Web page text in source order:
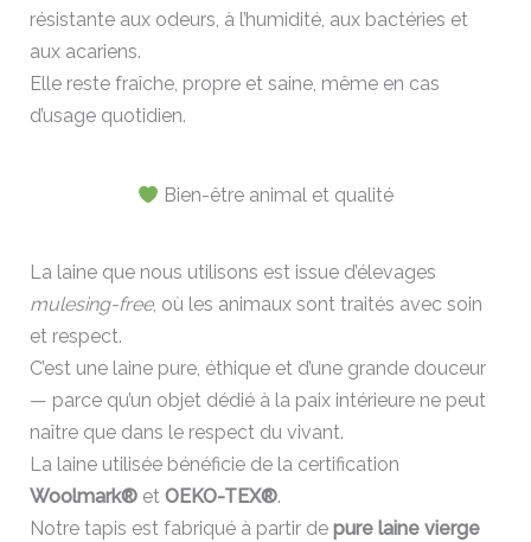
résistante aux odeurs, à l’humidité, aux bactéries et
aux acariens.
Elle reste fraîche, propre et saine, même en cas
d’usage quotidien.
Bien-être animal et qualité
La laine que nous utilisons est issue d’élevages
mulesing-free, où les animaux sont traités avec soin
et respect.
C’est une laine pure, éthique et d’une grande douceur
— parce qu’un objet dédié à la paix intérieure ne peut
naître que dans le respect du vivant.
La laine utilisée bénéficie de la certification
Woolmark®et OEKO-TEX®.
Notre tapis est fabriqué à partir de pure laine vierge